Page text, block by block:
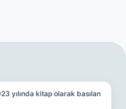
yılında kitap olarak basılan